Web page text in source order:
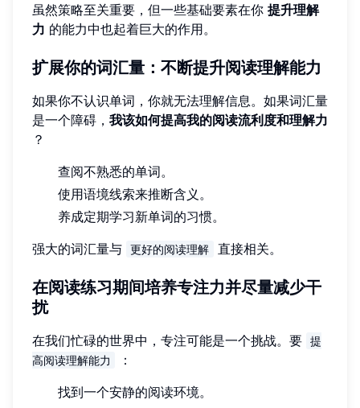
虽然策略至关重要，但一些基础要素在你 提升理解
力 的能力中也起着巨大的作用。
扩展你的词汇量：不断提升阅读理解能力
如果你不认识单词，你就无法理解信息。如果词汇量
是一个障碍， 我该如何提高我的阅读流利度和理解力
？
查阅不熟悉的单词。
使用语境线索来推断含义。
养成定期学习新单词的习惯。
强大的词汇量与
更好的阅读理解 直接相关。
在阅读练习期间培养专注力并尽量减少干
扰
在我们忙碌的世界中，专注可能是一个挑战。要
提
高阅读理解能力
：
找到一个安静的阅读环境。